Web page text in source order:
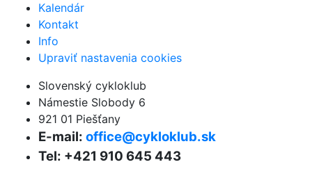
Kalendár
Kontakt
Info
Upraviť nastavenia cookies
Slovenský cykloklub
Námestie Slobody 6
921 01 Piešťany
E-mail: office@cykloklub.sk
Tel: +421 910 645 443